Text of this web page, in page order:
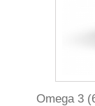
Omega 3